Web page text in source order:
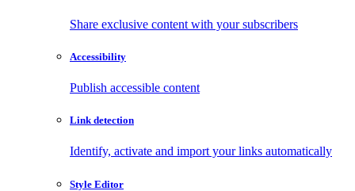
Share exclusive content with your subscribers
Accessibility
Publish accessible content
Link detection
Identify, activate and import your links automatically
Style Editor